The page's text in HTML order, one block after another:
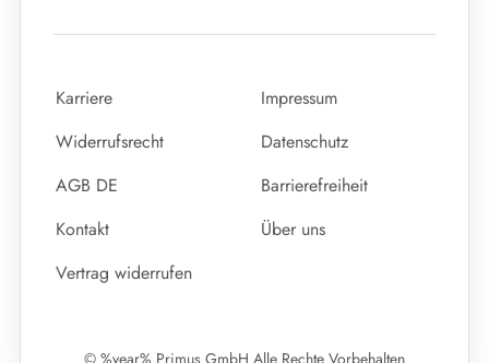
Karriere
Impressum
Widerrufsrecht
Datenschutz
AGB DE
Barrierefreiheit
Kontakt
Über uns
Vertrag widerrufen
© %year% Primus GmbH Alle Rechte Vorbehalten